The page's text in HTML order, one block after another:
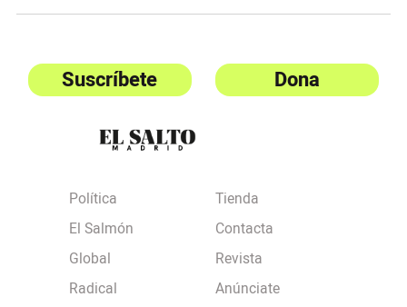
Suscríbete Dona
Política
El Salmón
Global
Radical
Tienda
Contacta
Revista
Anúnciate